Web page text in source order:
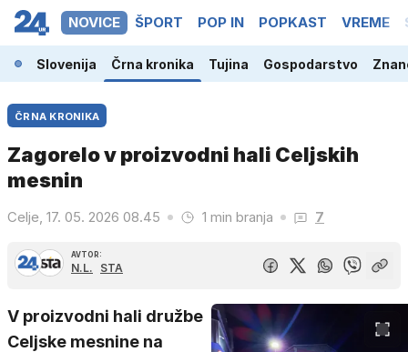
NOVICE ŠPORT POP IN POPKAST VREME
Slovenija Črna kronika Tujina Gospodarstvo
ČRNA KRONIKA
Zagorelo v proizvodni hali Celjskih
mesnin
Celje, 17. 05. 2026 08.45 1 min branja 7
AVTOR:
N.L. STA
V proizvodni hali družbe
Celjske mesnine na